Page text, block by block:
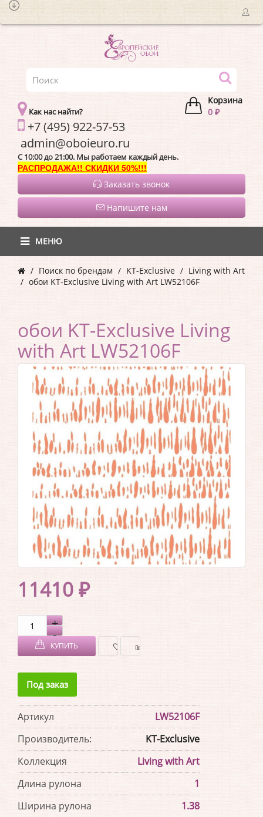
Корзина
0 ₽
Как нас найти?
+7 (495) 922-57-53
C 10:00 до 21:00. Мы работаем каждый день.
РАСПРОДАЖА!! СКИДКИ 50%!!!
Заказать звонок
Напишите нам
МЕНЮ
Поиск по брендам KT-Exclusive
Living with Art
обои KT-Exclusive Living with Art LW52106F
обои KT-Exclusive Living
with Art LW52106F
11410 ₽
КУПИТЬ
Под заказ
Артикул
LW52106F
Производитель:
KT-Exclusive
Коллекция
Living with Art
Длина рулона
1
Ширина рулона
1.38